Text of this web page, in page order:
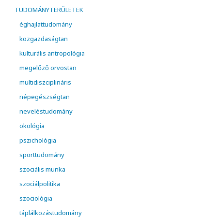
TUDOMÁNYTERÜLETEK
éghajlattudomány
közgazdaságtan
kulturális antropológia
megelőző orvostan
multidiszciplináris
népegészségtan
neveléstudomány
ökológia
pszichológia
sporttudomány
szociális munka
szociálpolitika
szociológia
táplálkozástudomány